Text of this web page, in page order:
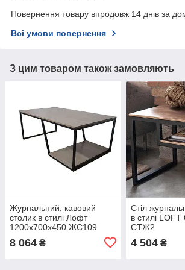
Повернення товару впродовж 14 днів за
Всі умови повернення
З цим товаром також замовляють
Журнальний, кавовий
столик в стилі Лофт
1200х700х450 ЖС109
8 064 ₴
Стіл
в стилі
СТЖ2
4 504₴